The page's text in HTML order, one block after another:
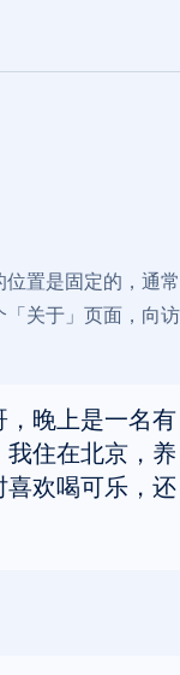
置是固定的，通常
关于」页面，向访
，晚上是一名有
住在北京，养
喜欢喝可乐，还